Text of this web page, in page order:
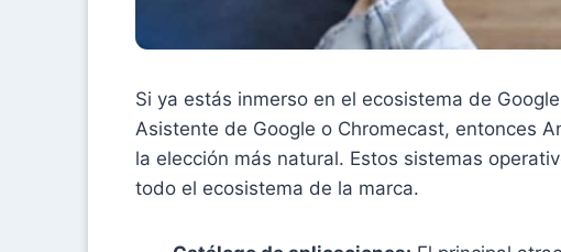
Si ya estás inmerso en el ecosistema de
Asistente de Google o Chromecast, entonces
la elección más natural. Estos sistemas
todo el ecosistema de la marca.